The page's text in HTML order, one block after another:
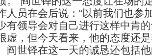
人员在会后说：“以前我们也参
有领导会对自己进行这样中肯
虚，但今天看来，他的态度还
世铎在这一天的诚恳还包括他